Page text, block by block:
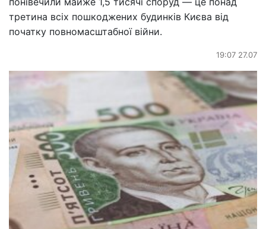
третина всіх пошкоджених будинків Києва від
початку повномасштабної війни.
19:07 27.07